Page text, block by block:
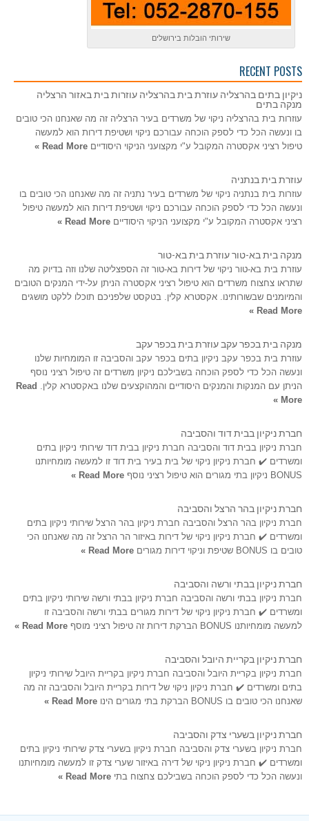
שירותי הובלות בירושלים
RECENT POSTS
ניקיון בתים בהרצליה עוזרת בית בהרצליה עוזרות בית באזור הרצליה
מנקה בתים
עוזרות בית בהרצליה ניקוי של משרדים בעיר הרצליה זה מה שאנחנו הכי טובים
בו ונעשה הכל כדי לספק הוכחה עבורכם ניקוי ושטיפת דירות הוא למעשה
טיפול רציני אקסטרה המקובל ע"י מקצועני הניקוי היסודיים Read More »
עוזרת בית בנתניה
עוזרות בית בנתניה ניקוי של משרדים בעיר נתניה זה מה שאנחנו הכי טובים בו
ונעשה הכל כדי לספק הוכחה עבורכם ניקוי ושטיפת דירות הוא למעשה טיפול
רציני אקסטרה המקובל ע"י מקצועני הניקוי היסודיים Read More »
מנקה בית בא-טור עוזרת בית בא-טור
עוזרת בית בא-טור ניקוי של דירות בא-טור זה הספצליטה שלנו וזה בדיוק מה
שתראו צחצוח משרדים הוא טיפול רציני אקסטרה הניתן על-ידי המנקים הטובים
והמיומנים שבשורותינו. אקסטרא קלין. בטקסט שלפניכם תוכלו ללקט מושגים
Read More »
מנקה בית בכפר עקב עוזרת בית בכפר עקב
עוזרת בית בכפר עקב ניקיון בתים בכפר עקב והסביבה זו המומחיות שלנו
ונעשה הכל כדי לספק הוכחה בשבילכם ניקיון משרדים זה טיפול רציני נוסף
הניתן עם המנקות והמנקים היסודיים והמהוקצעים שלנו באקסטרא קלין. Read
More »
חברת ניקיון בבית דוד והסביבה
חברת ניקיון בבית דוד והסביבה חברת ניקיון בבית דוד שירותי ניקיון בתים
ומשרדים ✔️ חברת ניקיון ניקוי של בית בעיר בית דוד זו למעשה מומחיותנו
BONUS ניקיון בתי מגורים הוא טיפול רציני נוסף
Read More »
חברת ניקיון בהר הרצל והסביבה
חברת ניקיון בהר הרצל והסביבה חברת ניקיון בהר הרצל שירותי ניקיון בתים
ומשרדים ✔️ חברת ניקיון ניקוי של דירות באיזור הר הרצל זה מה שאנחנו הכי
טובים בו BONUS שטיפת וניקוי דירות מגורים
Read More »
חברת ניקיון בבתי ורשה והסביבה
חברת ניקיון בבתי ורשה והסביבה חברת ניקיון בבתי ורשה שירותי ניקיון בתים
ומשרדים ✔️ חברת ניקיון ניקוי של דירות מגורים בבתי ורשה והסביבה זו
למעשה מומחיותנו BONUS הברקת דירות זה טיפול רציני מוסף
Read More »
חברת ניקיון בקריית היובל והסביבה
חברת ניקיון בקריית היובל והסביבה חברת ניקיון בקריית היובל שירותי ניקיון
בתים ומשרדים ✔️ חברת ניקיון ניקוי של דירות בקריית היובל והסביבה זה מה
שאנחנו הכי טובים בו BONUS הברקת בתי מגורים הינו
Read More »
חברת ניקיון בשערי צדק והסביבה
חברת ניקיון בשערי צדק והסביבה חברת ניקיון בשערי צדק שירותי ניקיון בתים
ומשרדים ✔️ חברת ניקיון ניקוי של דירה באיזור שערי צדק זו למעשה מומחיותנו
ונעשה הכל כדי לספק הוכחה בשבילכם צחצוח בתי Read More »